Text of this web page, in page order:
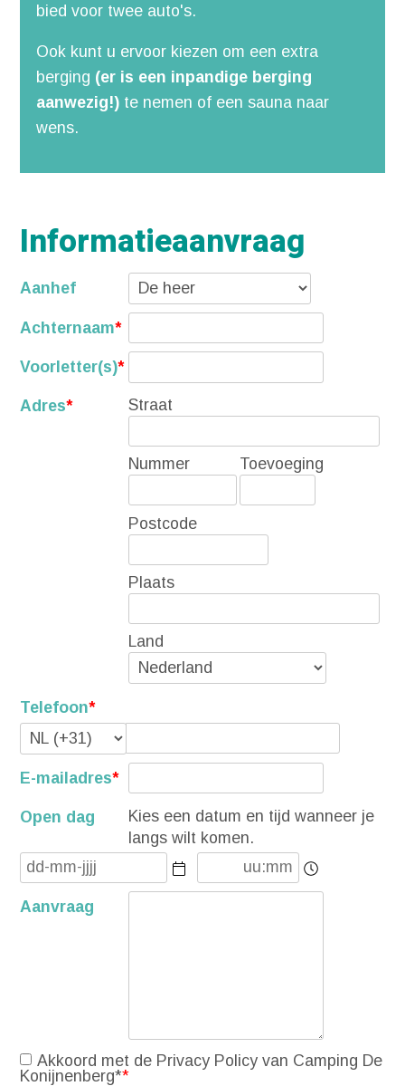
bied voor twee auto's.
Ook kunt u ervoor kiezen om een extra
berging (er is een inpandige berging
aanwezig!) te nemen of een sauna naar
wens.
Informatieaanvraag
Aanhef
Achternaam*
Voorletter(s)*
Adres* Straat
Nummer Toevoeging
Postcode
Plaats
Land
Telefoon*
E-mailadres*
Open dag
Kies een datum en tijd wanneer je
langs wilt komen.
Aanvraag
Akkoord met de Privacy Policy van Camping De
Konijnenberg**